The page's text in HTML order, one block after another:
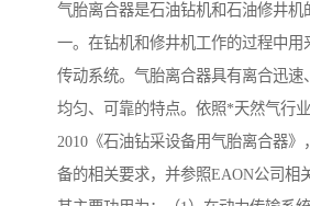
气胎离合器是石油钻机和石油修井机
一。在钻机和修井机工作的过程中用
传动系统。气胎离合器具有离合迅速
均匀、可靠的特点。依照*天然气行
2010《石油钻采设备用气胎离合器
备的相关要求，并参照EAON公司相